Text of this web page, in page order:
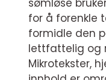
sømløse
for å forenkle
formidle den
lettfattelig og
Mikrotekster,